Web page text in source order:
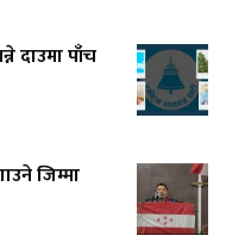
दाउमा पाँच
जिम्मा